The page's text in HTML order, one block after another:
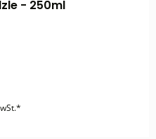
- 250ml